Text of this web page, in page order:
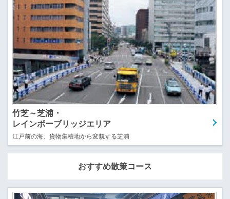
竹芝～芝浦・
レインボーブリッジエリア
江戸前の海、貨物集積地から変貌する芝浦
おすすめ散策コース